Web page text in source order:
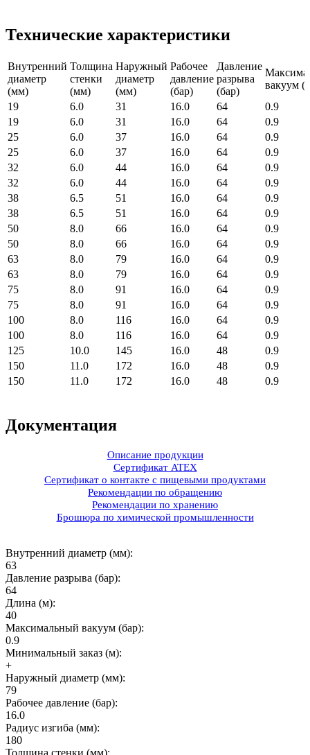
Технические характеристики
Внутренний
диаметр
(мм)
Толщина
стенки
(мм)
Наружный
диаметр
(мм)
Рабочее
давление
(бар)
Давление
разрыва
(бар)
вакуум
19
6.0 31 16.0 64
0.9
19
6.0 31 16.0 64
0.9
25
6.0 37 16.0 64
0.9
25
6.0 37 16.0 64
0.9
32
6.0 44 16.0 64
0.9
32
6.0 44 16.0 64
0.9
38
6.5 51 16.0 64
0.9
38
6.5 51 16.0 64
0.9
50
8.0 66 16.0 64
0.9
50
8.0 66 16.0 64
0.9
63
8.0 79 16.0 64
0.9
63
8.0 79 16.0 64
0.9
75
8.0 91 16.0 64
0.9
75
8.0 91 16.0 64
0.9
100
8.0 116 16.0 64
0.9
100
8.0 116 16.0 64
0.9
125
10.0 145 16.0 48
0.9
150
11.0 172 16.0 48
0.9
150
11.0 172 16.0 48 0.9
Документация
Описание продукции
Сертификат ATEX
Сертификат о контакте с пищевыми продуктами
Рекомендации по обращению
Рекомендации по хранению
Брошюра по химической промышленности
Внутренний диаметр (мм):
63
Давление разрыва (бар):
64
Длина (м):
40
Максимальный вакуум (бар):
0.9
Минимальный заказ (м):
+
Наружный диаметр (мм):
79
Рабочее давление (бар):
16.0
Радиус изгиба (мм):
180
Толщина стенки (мм):